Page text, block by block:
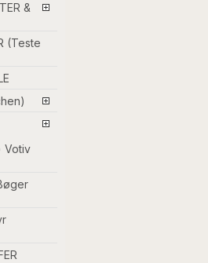
&
(Teste
Votiv